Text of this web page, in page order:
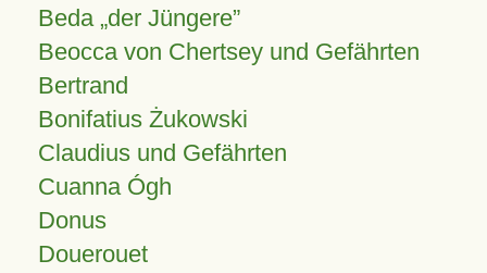
Beda „der Jüngere”
Beocca von Chertsey und Gefährten
Bertrand
Bonifatius Żukowski
Claudius und Gefährten
Cuanna Ógh
Donus
Douerouet